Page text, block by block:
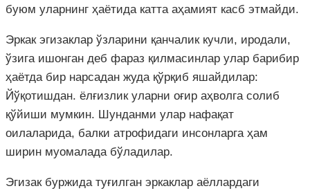
буюм уларнинг ҳаётида катта аҳамият касб этмайди.
Эркак эгизаклар ўзларини қанчалик кучли, иродали,
ўзига ишонган деб фараз қилмасинлар улар барибир
ҳаётда бир нарсадан жуда қўрқиб яшайдилар:
Йўқотишдан. ёлғизлик уларни оғир аҳволга солиб
қўйиши мумкин. Шунданми улар нафақат
оилаларида, балки атрофидаги инсонларга ҳам
ширин муомалада бўладилар.
Эгизак буржида туғилган эркаклар аёллардаги